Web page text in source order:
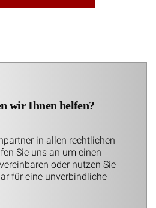
wir Ihnen helfen?
in allen rechtlichen
Sie uns an um einen
oder nutzen Sie
für eine unverbindliche